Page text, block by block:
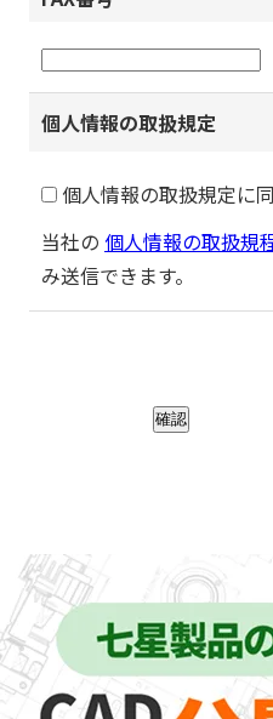
個人情報の取扱規定
個人情報の取扱規定に
当社の 個人情報の取扱規
み送信できます。
確認